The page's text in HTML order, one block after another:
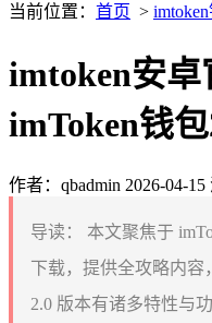
当前位置： 首页 >
imtoken安卓
imToken钱
作者：qbadmin 2026-04-15
导读：
本文聚焦于
下载，提供全攻略内容
2.0 版本有诸多特性与